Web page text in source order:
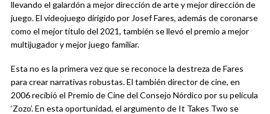
llevando el galardón a mejor dirección de arte y mejor dirección de
juego. El videojuego dirigido por Josef Fares, además de coronarse
como el mejor título del 2021, también se llevó el premio a mejor
multijugador y mejor juego familiar.
Esta no es la primera vez que se reconoce la destreza de Fares
para crear narrativas robustas. El también director de cine, en
2006 recibió el Premio de Cine del Consejo Nórdico por su película
‘Zozo’. En esta oportunidad, el argumento de It Takes Two se